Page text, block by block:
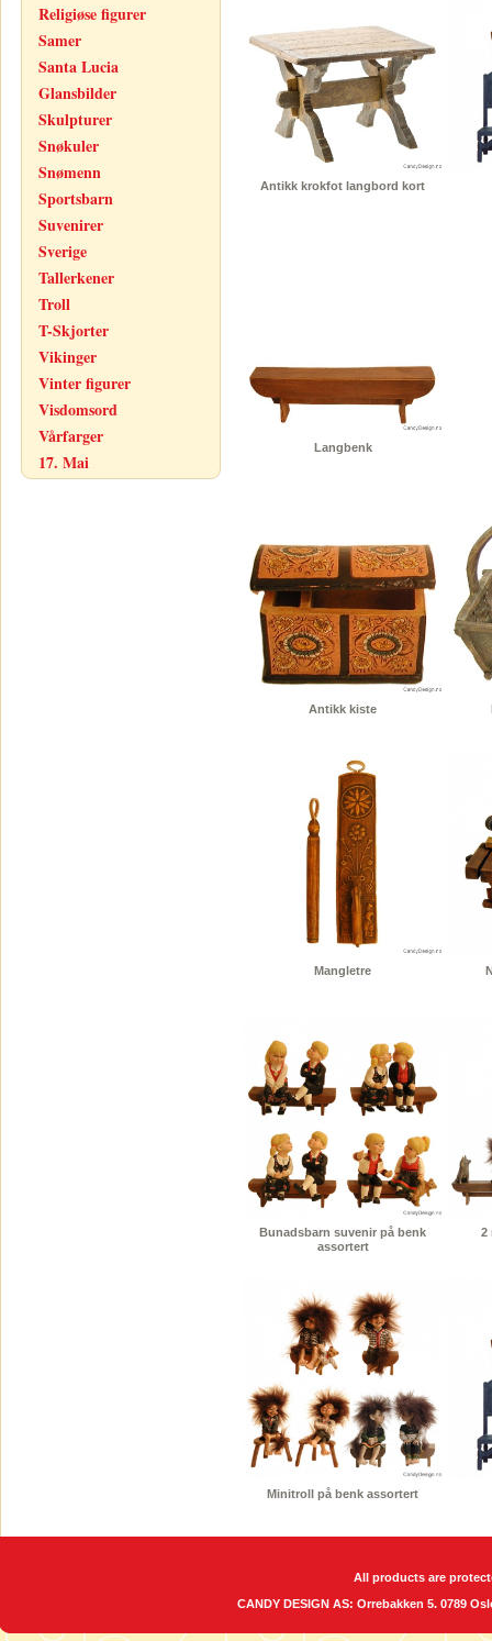
Religiøse figurer
Samer
Santa Lucia
Glansbilder
Skulpturer
Snøkuler
Snømenn
Sportsbarn
Suvenirer
Sverige
Tallerkener
Troll
T-Skjorter
Vikinger
Vinter figurer
Visdomsord
Vårfarger
17. Mai
Antikk krokfot langbord kort
Langbenk
Antikk kiste
Mangletre
Bunadsbarn suvenir på benk
assortert
2
Minitroll på benk assortert
All products are
CANDY DESIGN AS: Orrebakken 5. 0789